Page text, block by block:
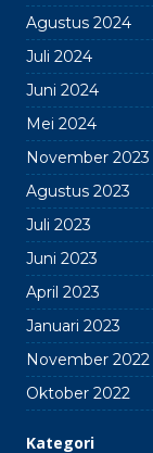
Agustus 2024
Juli 2024
Juni 2024
Mei 2024
November 2023
Agustus 2023
Juli 2023
Juni 2023
April 2023
Januari 2023
November 2022
Oktober 2022
Kategori